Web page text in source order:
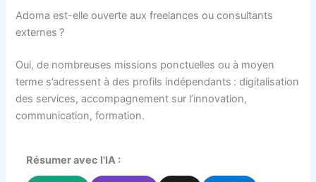
Adoma est-elle ouverte aux freelances ou consultants
externes ?
Oui, de nombreuses missions ponctuelles ou à moyen
terme s’adressent à des profils indépendants : digitalisation
des services, accompagnement sur l’innovation,
communication, formation.
Résumer avec l'IA :